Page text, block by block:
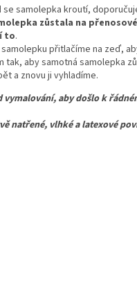
samolepka kroutí,
zůstala na
to.
přitlačíme na zeď,
aby samotná samolepka
a znovu ji vyhladíme.
aby došlo k
vlhké a latexové